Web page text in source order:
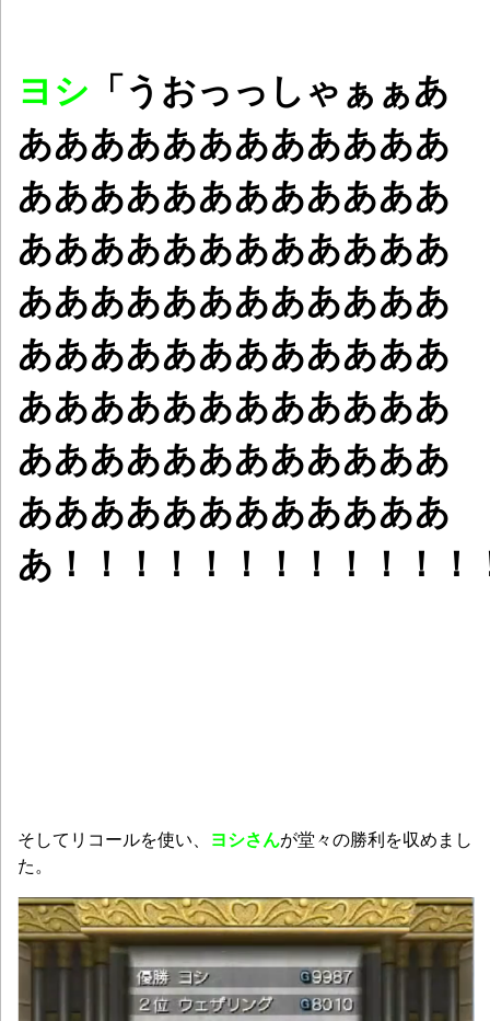
ヨシ 「うおっっしゃぁぁあ
ああああああああああああ
ああああああああああああ
ああああああああああああ
ああああああああああああ
ああああああああああああ
ああああああああああああ
ああああああああああああ
ああああああああああああ
あ！！！！！！！！！！！！
そしてリコールを使い、 ヨシさんが堂々の勝利を収めまし
た。